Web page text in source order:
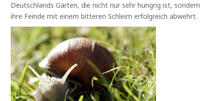
Deutschlands Gärten, die nicht nur sehr hungrig ist, sondern
ihre Feinde mit einem bitteren Schleim erfolgreich abwehrt.